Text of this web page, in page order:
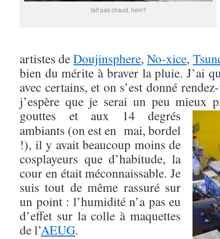
fait pas chaud, hein?
artistes deDoujinsphere,No-xice,
bien du mérite à braver la pluie. J’ai
avec certains, et on s’est donné
j’espère que je serai un peu mieux
gouttes et aux 14 degrés
ambiants (on est en mai, bordel
!), il y avait beaucoup moins de
cosplayeurs que d’habitude, la
cour en était méconnaissable. Je
suis tout de même rassuré sur
un point : l’humidité n’a pas eu
d’effet sur la colle à maquettes
de l’AEUG.